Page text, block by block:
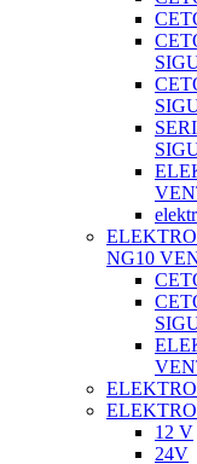
NG10
12 V
24V